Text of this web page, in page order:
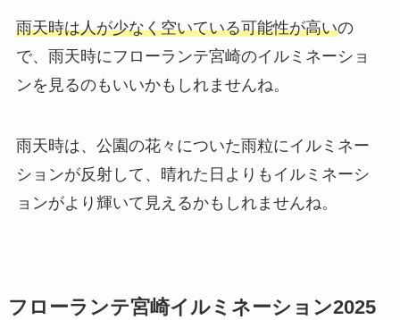
雨天時は人が少なく空いている可能性が高いの
で、雨天時にフローランテ宮崎のイルミネーショ
ンを見るのもいいかもしれませんね。
雨天時は、公園の花々についた雨粒にイルミネー
ションが反射して、晴れた日よりもイルミネーシ
ョンがより輝いて見えるかもしれませんね。
フローランテ宮崎イルミネーション2025